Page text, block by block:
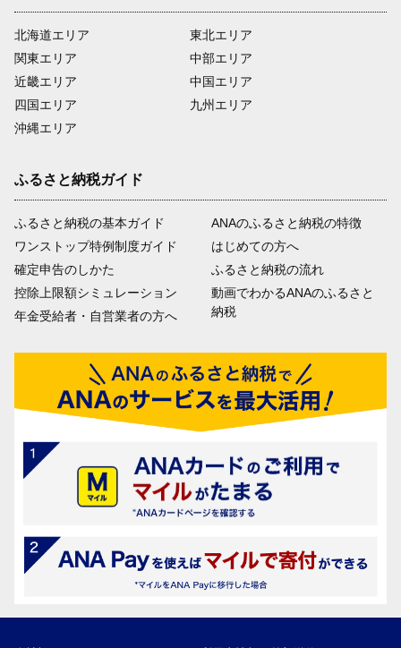
北海道エリア
関東エリア
近畿エリア
四国エリア
沖縄エリア
東北エリア
中部エリア
中国エリア
九州エリア
ふるさと納税ガイド
ふるさと納税の基本ガイド
ワンストップ特例制度ガイド
確定申告のしかた
控除上限額シミュレーション
年金受給者・自営業者の方へ
ANAのふるさと納税の特徴
はじめての方へ
ふるさと納税の流れ
動画でわかるANAのふるさと
納税